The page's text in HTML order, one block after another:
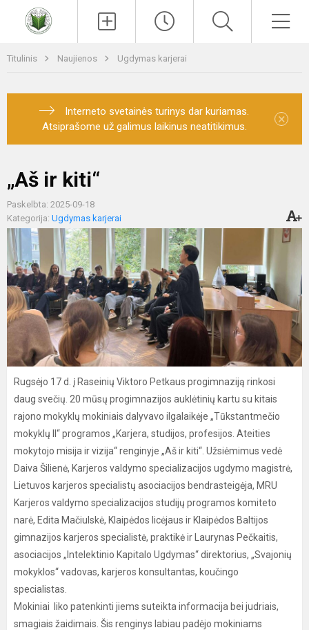
Titulinis Naujienos Ugdymas karjerai
Interneto svetainės turinys dar kuriamas.
Atsiprašome už galimus laikinus neatitikimus.
×
„Aš ir kiti“
Paskelbta: 2025-09-18
Kategorija: Ugdymas karjerai
Rugsėjo 17 d. į Raseinių Viktoro Petkaus progimnaziją rinkosi
daug svečių. 20 mūsų progimnazijos auklėtinių kartu su kitais
rajono mokyklų mokiniais dalyvavo ilgalaikėje „Tūkstantmečio
mokyklų II“ programos „Karjera, studijos, profesijos. Ateities
mokytojo misija ir vizija“ renginyje „Aš ir kiti“. Užsiėmimus vedė
Daiva Šilienė, Karjeros valdymo specializacijos ugdymo magistrė,
Lietuvos karjeros specialistų asociacijos bendrasteigėja, MRU
Karjeros valdymo specializacijos studijų programos komiteto
narė, Edita Mačiulskė, Klaipėdos licėjaus ir Klaipėdos Baltijos
gimnazijos karjeros specialistė, praktikė ir Laurynas Pečkaitis,
asociacijos „Intelektinio Kapitalo Ugdymas“ direktorius, „Svajonių
mokyklos“ vadovas, karjeros konsultantas, koučingo
specialistas.
Mokiniai liko patenkinti jiems suteikta informacija bei judriais,
smagiais žaidimais. Šis renginys labiau padėjo mokiniams